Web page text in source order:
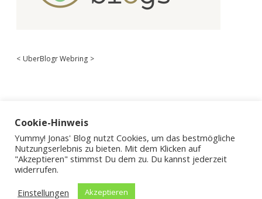
< UberBlogr Webring >
Cookie-Hinweis
Yummy! Jonas' Blog nutzt Cookies, um das bestmögliche
Nutzungserlebnis zu bieten. Mit dem Klicken auf
"Akzeptieren" stimmst Du dem zu. Du kannst jederzeit
widerrufen.
Einstellungen
Akzeptieren